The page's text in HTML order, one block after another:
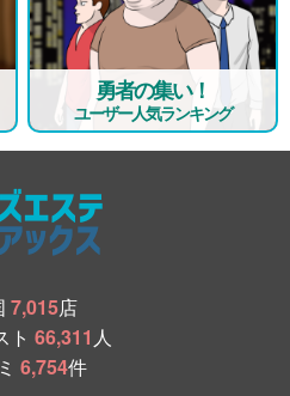
勇者の集い！
ユーザー人気ランキング
7,015店
ト 66,311 人
6,754件